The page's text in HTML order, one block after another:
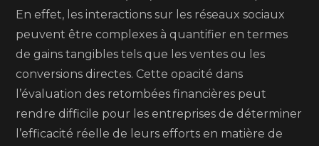
En effet, les interactions sur les réseaux sociaux
peuvent être complexes à quantifier en termes
de gains tangibles tels que les ventes ou les
conversions directes. Cette opacité dans
l’évaluation des retombées financières peut
rendre difficile pour les entreprises de déterminer
l’efficacité réelle de leurs efforts en matière de